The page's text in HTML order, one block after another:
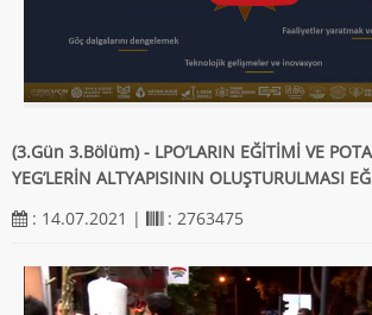
(3.Gün 3.Bölüm) - LPO’LARIN EĞİTİMİ VE
YEG’LERİN ALTYAPISININ OLUŞTURULMASI
: 14.07.2021 |
: 2763475